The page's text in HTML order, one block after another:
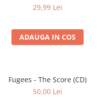
29,99 Lei
ADAUGA IN COS
Fugees - The Score (CD)
50,00 Lei